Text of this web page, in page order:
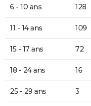
6 - 10 ans 128
11 - 14 ans 109
15 - 17 ans 72
18 - 24 ans 16
25 - 29 ans 3